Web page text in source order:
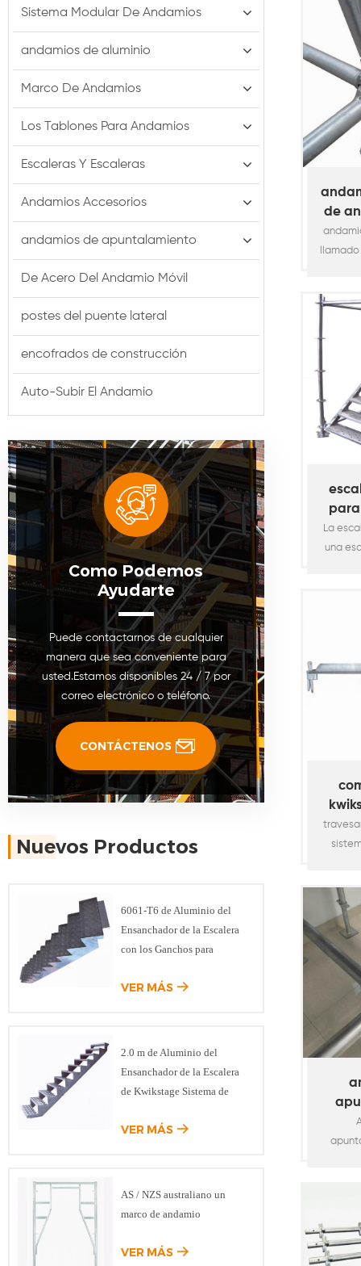
de
para
como
La
una
"de
hecho
acero
de
de
Sistema Modular De Andamios
andamios de aluminio
Marco De Andamios
Los Tablones Para Andamios
Escaleras Y Escaleras
Andamios Accesorios
andamios de apuntalamiento
De Acero Del Andamio Móvil
postes del puente lateral
encofrados de construcción
Auto-Subir El Andamio
Como Podemos
Ayudarte
Puede contactarnos de cualquier
manera que sea conveniente para
usted.Estamos disponibles 24 / 7 por
correo electrónico o teléfono.
CONTÁCTENOS
Nuevos Productos
6061-T6 de Aluminio del
Ensanchador de la Escalera
con los Ganchos para
Andamios
VER MÁS
2.0 m de Aluminio del
Ensanchador de la Escalera
de Kwikstage Sistema de
VER MÁS
AS / NZS australiano un
marco de andamio
VER MÁS